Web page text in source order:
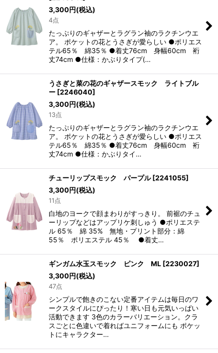
3,300円(税込)
4点
たっぷりのギャザーとラグラン袖のラクチンウエ
ア。 ポケットの花とうさぎが愛らしい ●ポリエス
テル65％ 綿35％ ●着丈76cm 身幅60cm 裄
丈74cm ●仕様：かぶりタイプ(…
うさぎと菜の花のギャザースモック ライトブル
ー [2246040]
3,300円(税込)
13点
たっぷりのギャザーとラグラン袖のラクチンウエ
ア。 ポケットの花とうさぎが愛らしい ●ポリエス
テル65％ 綿35％ ●着丈76cm 身幅60cm 裄
丈74cm ●仕様：かぶりタイ…
チューリップスモック パープル[2241055]
3,300円(税込)
11点
白地のヨークで顔まわりがすっきり。 前裾のチュ
ーリップなどはアップリケ刺しゅう ●ポリエステ
ル 65％ 綿 35% 無地・プリント部分：綿
55％ ポリエステル 45％ ●着丈…
ギンガム水玉スモック ピンク ML [2230027]
3,300円(税込)
47点
シンプルで飽きのこない定番アイテムは毎日のワ
ークスタイルにぴったり！寒い日も元気いっぱい
活動できます 3色のカラーバリエーション。クラ
スごとに色違いで着ればユニフォームにも ポケッ
トにキャラクター…